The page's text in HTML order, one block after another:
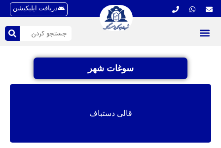
دریافت اپلیکیشن
سوغات شهر
قالی دستباف